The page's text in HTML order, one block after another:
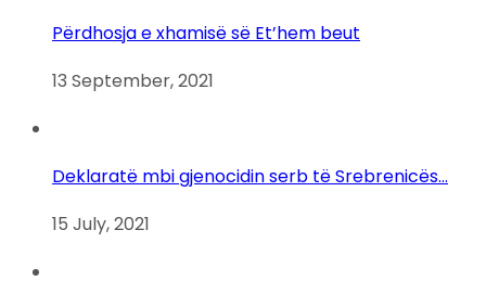
Përdhosja e xhamisë së Et’hem beut
13 September, 2021
Deklaratë mbi gjenocidin serb të Srebrenicës…
15 July, 2021